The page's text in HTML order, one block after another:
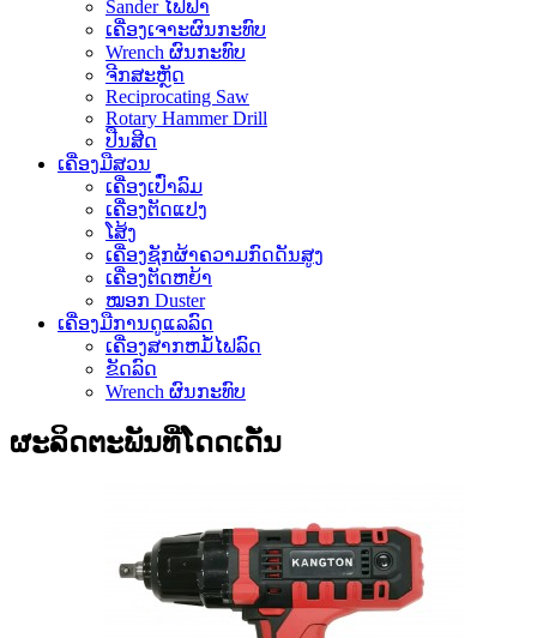
Sander ໄຟຟ້າ
ເຄື່ອງເຈາະຜົນກະທົບ
Wrench ຜົນກະທົບ
ຈີກສະຫຼັດ
Reciprocating Saw
Rotary Hammer Drill
ປືນສີດ
ເຄື່ອງມືສວນ
ເຄື່ອງເປົ່າລົມ
ເຄື່ອງຕັດແປງ
ໂສ້ງ
ເຄື່ອງຊັກຜ້າຄວາມກົດດັນສູງ
ເຄື່ອງຕັດຫຍ້າ
ໝອກ Duster
ເຄື່ອງມືການດູແລລົດ
ເຄື່ອງສາກຫມໍ້ໄຟລົດ
ຂັດລົດ
Wrench ຜົນກະທົບ
ຜະລິດຕະພັນທີ່ໂດດເດັ່ນ